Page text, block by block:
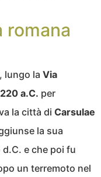
romana
lungo la Via
220 a.C. per
la città di Carsulae
la sua
d.C. e che poi fu
un terremoto nel